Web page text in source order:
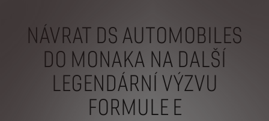
NÁVRAT DS AUTOMOBILES
DO MONAKA NA DALŠÍ
LEGENDÁRNÍ VÝZVU
FORMULE E